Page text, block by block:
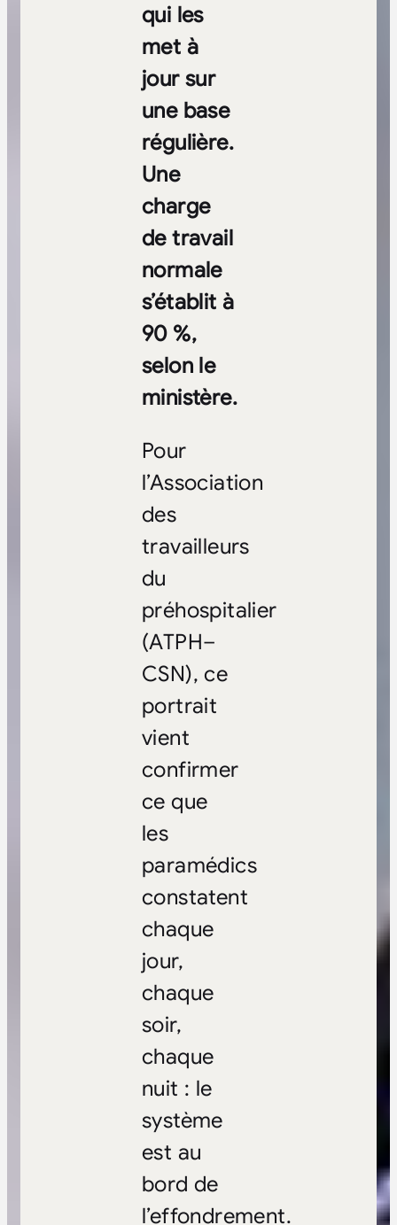
qui les
met à
jour sur
une base
régulière.
Une
charge
de travail
normale
s’établit à
90 %,
selon le
ministère.
Pour
l’Association
des
travailleurs
du
préhospitalier
(ATPH–
CSN), ce
portrait
vient
confirmer
ce que
les
paramédics
constatent
chaque
jour,
chaque
soir,
chaque
nuit : le
système
est au
bord de
l’effondrement.